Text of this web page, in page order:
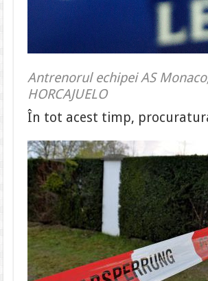
Antrenorul echipei AS
HORCAJUELO
În tot acest timp,